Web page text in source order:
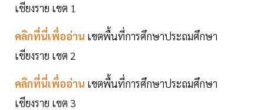
เชียงราย เขต 1
คลิกที่นี่เพื่ออ่าน เขตพื้นที่การศึกษาประถมศึกษา
เชียงราย เขต 2
คลิกที่นี่เพื่ออ่าน เขตพื้นที่การศึกษาประถมศึกษา
เชียงราย เขต 3